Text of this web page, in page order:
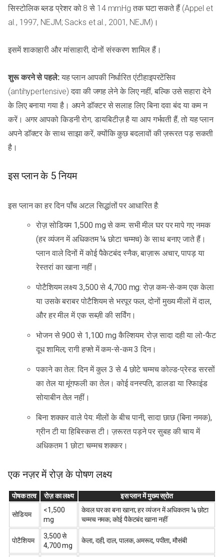
सिस्टोलिक ब्लड प्रेशर को 8 से 14 mmHg तक घटा सकते हैं (Appel et
al., 1997, NEJM; Sacks et al., 2001, NEJM)।
इसमें शाकाहारी और मांसाहारी, दोनों संस्करण शामिल हैं।
शुरू करने से पहले:यह प्लान आपकी निर्धारित एंटीहाइपरटेंसिव
(antihypertensive) दवा की जगह लेने के लिए नहीं, बल्कि उसे सहारा देने
के लिए बनाया गया है। अपने डॉक्टर से सलाह लिए बिना दवा बंद या कम न
करें। अगर आपको किडनी रोग, डायबिटीज़ है या आप गर्भवती हैं, तो यह प्लान
अपने डॉक्टर के साथ साझा करें, क्योंकि कुछ बदलावों की ज़रूरत पड़ सकती
है।
इस प्लान के 5 नियम
इस प्लान का हर दिन पाँच अटल सिद्धांतों पर आधारित है:
रोज़ सोडियम 1,500 mg से कम: सभी मील घर पर मापे गए नमक
(हर व्यंजन में अधिकतम ¼ छोटा चम्मच) के साथ बनाए जाते हैं।
प्लान वाले दिनों में कोई पैकेटबंद स्नैक, बाज़ारू अचार, पापड़ या
रेस्तरां का खाना नहीं।
पोटैशियम लक्ष्य 3,500 से 4,700 mg: रोज़ कम-से-कम एक केला
या उसके बराबर पोटैशियम से भरपूर फल, दोनों मुख्य मीलों में दाल,
और हर मील में एक सब्ज़ी की सर्विंग।
भोजन से 900 से 1,100 mg कैल्शियम: रोज़ सादा दही या लो-फैट
दूध शामिल; रागी हफ्ते में कम-से-कम 3 दिन।
पकाने का तेल: दिन में कुल 3 से 4 छोटे चम्मच कोल्ड-प्रेस्ड सरसों
का तेल या मूंगफली का तेल। कोई वनस्पति, डालडा या रिफाइंड
सोयाबीन तेल नहीं।
बिना शक्कर वाले पेय: मीलों के बीच पानी, सादा छाछ (बिना नमक),
ग्रीन टी या हिबिस्कस टी। ज़रूरत पड़ने पर सुबह की चाय में
अधिकतम 1 छोटा चम्मच शक्कर।
एक नज़र में रोज़ के पोषण लक्ष्य
पोषक तत्व रोज़ का लक्ष्य इस प्लान में मुख्य स्रोत
सोडियम
<1,500
mg
केवल घर का बना खाना; हर व्यंजन में अधिकतम ¼ छोटा
चम्मच नमक; कोई पैकेटबंद खाना नहीं
पोटैशियम
3,500 से
4,700 mg
केला, दही, दाल, पालक, अमरूद, पपीता, मौसंबी